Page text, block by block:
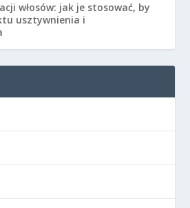
włosów: jak je stosować, by
usztywnienia i